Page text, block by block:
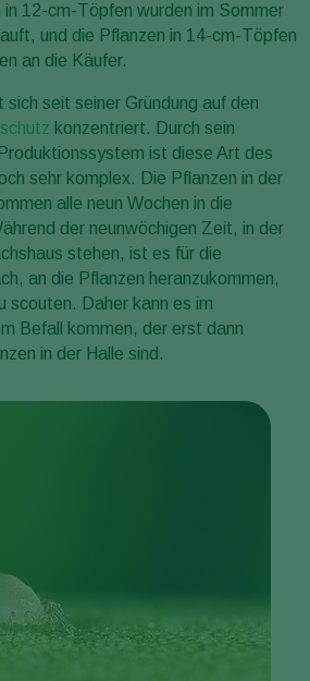
12-cm-Töpfen wurden im Sommer
und die Pflanzen in 14-cm-Töpfen
an die Käufer.
sich seit seiner Gründung auf den
konzentriert. Durch sein
ist diese Art des
sehr komplex. Die Pflanzen in der
alle neun Wochen in die
der neunwöchigen Zeit, in der
stehen, ist es für die
an die Pflanzen heranzukommen,
scouten. Daher kann es im
Befall kommen, der erst dann
in der Halle sind.